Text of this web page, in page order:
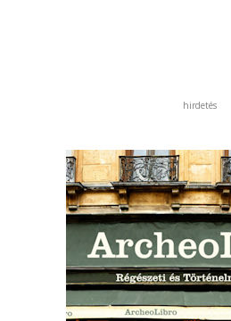
hirdetés